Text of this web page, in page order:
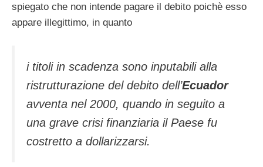
spiegato che non intende pagare il debito poichè esso
appare illegittimo, in quanto
i titoli in scadenza sono inputabili alla
ristrutturazione del debito dell’Ecuador
avventa nel 2000, quando in seguito a
una grave crisi finanziaria il Paese fu
costretto a dollarizzarsi.